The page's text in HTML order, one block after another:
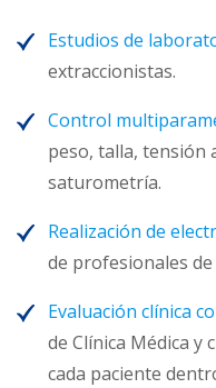
Estudios de
extraccionistas.
Control
peso, talla, tensión
saturometría.
Realización de
de profesionales
Evaluación clínica
de Clínica Médica y
cada paciente